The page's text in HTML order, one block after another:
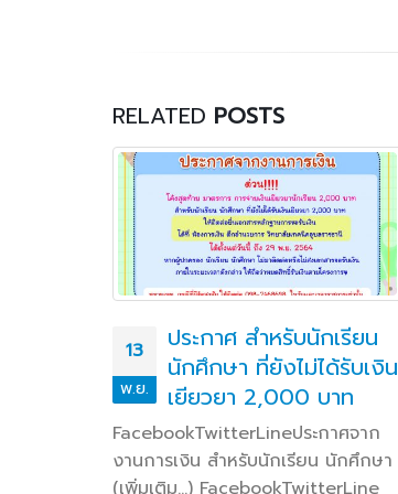
RELATED POSTS
13
พ.ย.
ประกาศ สำหรับนักเรียน
นักศึกษา ที่ยังไม่ได้รับเงิน
เยียวยา 2,000 บาท
FacebookTwitterLineประกาศจาก
งานการเงิน สำหรับนักเรียน นักศึกษา
(เพิ่มเติม…) FacebookTwitterLine